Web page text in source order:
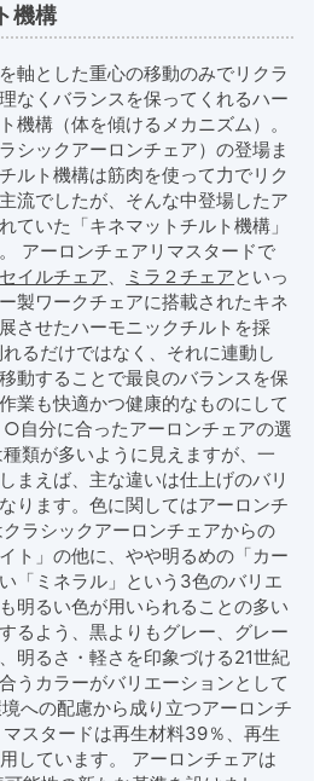
機構
軸とした重心の移動のみでリクラ
なくバランスを保ってくれるハー
機構（体を傾けるメカニズム）。
シックアーロンチェア）の登場ま
ルト機構は筋肉を使って力でリク
流でしたが、そんな中登場したア
ていた 「キネマットチルト機構」
アーロンチェアリマスタードで
セイルチェア、 ミラ２チェアといっ
製ワークチェアに搭載されたキネ
させたハーモニックチルトを採
るだけではなく、それに連動し
動することで最良のバランスを保
業も快適かつ健康的なものにして
○自分に合ったアーロンチェアの選
類が多いように見えますが、一
まえば、主な違いは仕上げのバリ
ります。色に関してはアーロンチ
ラシックアーロンチェアからの
ト」の他に、やや明るめの 「カー
「ミネラル」 という3色のバリエ
明るい色が用いられることの多い
るよう、黒よりもグレー、グレー
明るさ・軽さを印象づける21世紀
うカラーがバリエーションとして
への配慮から成り立つアーロンチ
スタードは再生材料39％、再生
しています。
アーロンチェアは